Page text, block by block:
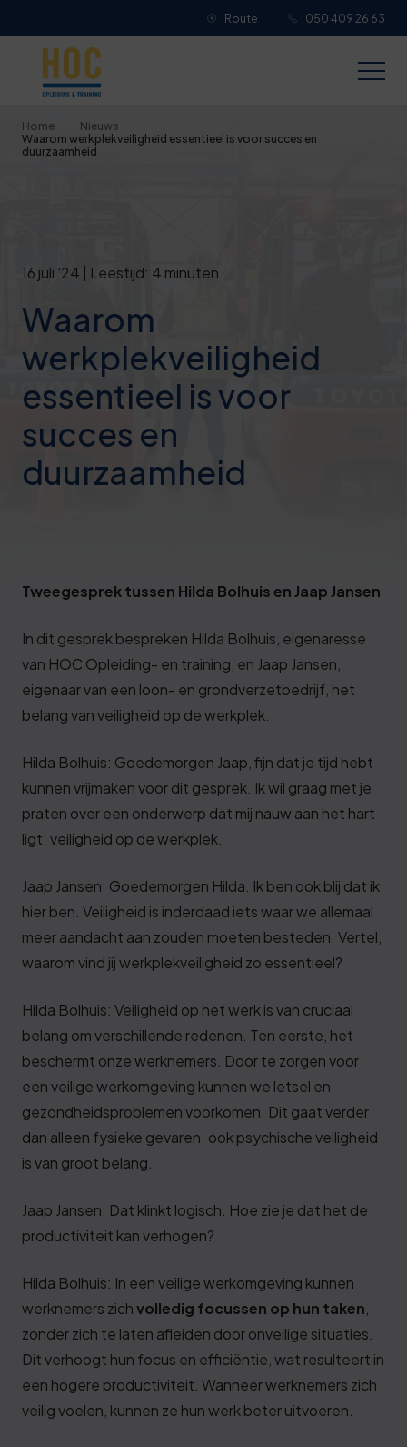
Route 050 409 26 63
Home
Nieuws
Waarom werkplekveiligheid essentieel is voor succes en
duurzaamheid
16 juli '24 | Leestijd: 4 minuten
Waarom
werkplekveiligheid
essentieel is voor
succes en
duurzaamheid
Tweegesprek tussen Hilda Bolhuis en Jaap Jansen
In dit gesprek bespreken Hilda Bolhuis, eigenaresse
van HOC Opleiding- en training, en Jaap Jansen,
eigenaar van een loon- en grondverzetbedrijf, het
belang van veiligheid op de werkplek.
Hilda Bolhuis: Goedemorgen Jaap, fijn dat je tijd hebt
kunnen vrijmaken voor dit gesprek. Ik wil graag met je
praten over een onderwerp dat mij nauw aan het hart
ligt: veiligheid op de werkplek.
Jaap Jansen: Goedemorgen Hilda. Ik ben ook blij dat ik
hier ben. Veiligheid is inderdaad iets waar we allemaal
meer aandacht aan zouden moeten besteden. Vertel,
waarom vind jij werkplekveiligheid zo essentieel?
Hilda Bolhuis: Veiligheid op het werk is van cruciaal
belang om verschillende redenen. Ten eerste, het
beschermt onze werknemers. Door te zorgen voor
een veilige werkomgeving kunnen we letsel en
gezondheidsproblemen voorkomen. Dit gaat verder
dan alleen fysieke gevaren; ook psychische veiligheid
is van groot belang.
Jaap Jansen: Dat klinkt logisch. Hoe zie je dat het de
productiviteit kan verhogen?
Hilda Bolhuis: In een veilige werkomgeving kunnen
werknemers zichvolledig focussen op hun taken
zonder zich te laten afleiden door onveilige situaties.
Dit verhoogt hun focus en efficiëntie, wat resulteert in
een hogere productiviteit. Wanneer werknemers zich
veilig voelen, kunnen ze hun werk beter uitvoeren.
Je overall waardering
Titel van je beoordeling
Je beoordeling
Jouw e-mailadres
ervaring.
Verzend beoordeling